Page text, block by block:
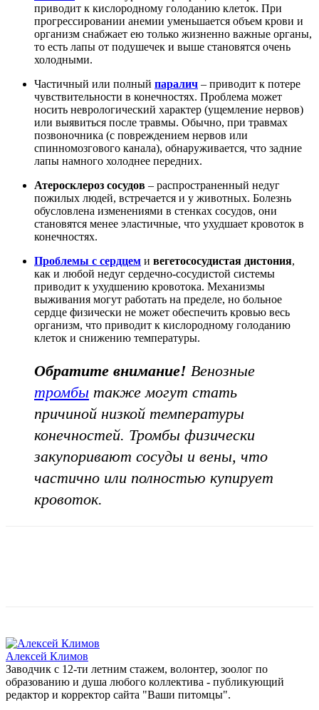
приводит к кислородному голоданию клеток. При
прогрессировании анемии уменьшается объем крови и
организм снабжает ею только жизненно важные органы,
то есть лапы от подушечек и выше становятся очень
холодными.
Частичный или полный паралич – приводит к потере
чувствительности в конечностях. Проблема может
носить неврологический характер (ущемление нервов)
или выявиться после травмы. Обычно, при травмах
позвоночника (с повреждением нервов или
спинномозгового канала), обнаруживается, что задние
лапы намного холоднее передних.
Атеросклероз сосудов – распространенный недуг
пожилых людей, встречается и у животных. Болезнь
обусловлена изменениями в стенках сосудов, они
становятся менее эластичные, что ухудшает кровоток в
конечностях.
Проблемы с сердцем и вегетососудистая дистония,
как и любой недуг сердечно-сосудистой системы
приводит к ухудшению кровотока. Механизмы
выживания могут работать на пределе, но больное
сердце физически не может обеспечить кровью весь
организм, что приводит к кислородному голоданию
клеток и снижению температуры.
Обратите внимание! Венозные
тромбы также могут стать
причиной низкой температуры
конечностей. Тромбы физически
закупоривают сосуды и вены, что
частично или полностью купирует
кровоток.
Алексей Климов
Заводчик c 12-ти летним стажем, волонтер, зоолог по
образованию и душа любого коллектива - публикующий
редактор и корректор сайта "Ваши питомцы".